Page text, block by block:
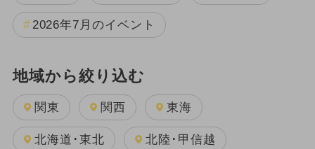
2026年7月のイベント
地域から絞り込む
関東 関西 東海
北海道･東北 北陸･甲信越